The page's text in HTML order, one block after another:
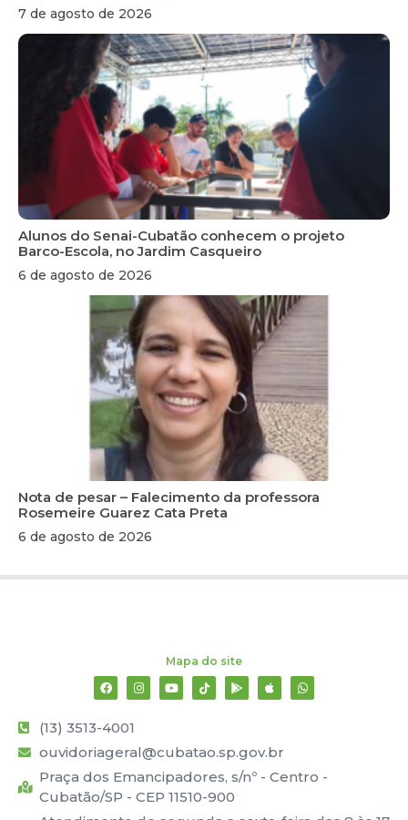
7 de agosto de 2026
Alunos do Senai-Cubatão conhecem o projeto
Barco-Escola, no Jardim Casqueiro
6 de agosto de 2026
Nota de pesar – Falecimento da professora
Rosemeire Guarez Cata Preta
6 de agosto de 2026
Mapa do site
(13) 3513-4001
ouvidoriageral@cubatao.sp.gov.br
Praça dos Emancipadores, s/nº - Centro -
Cubatão/SP - CEP 11510-900